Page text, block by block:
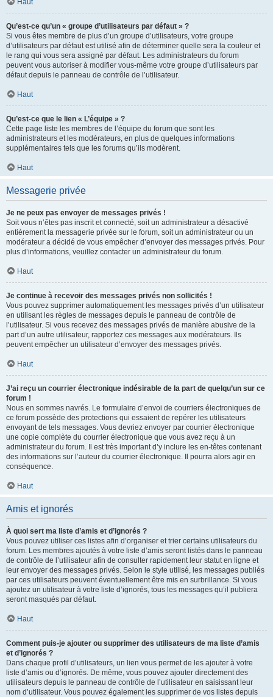
Haut
Qu’est-ce qu’un « groupe d’utilisateurs par défaut » ?
Si vous êtes membre de plus d’un groupe d’utilisateurs, votre groupe
d’utilisateurs par défaut est utilisé afin de déterminer quelle sera la couleur et
le rang qui vous sera assigné par défaut. Les administrateurs du forum
peuvent vous autoriser à modifier vous-même votre groupe d’utilisateurs par
défaut depuis le panneau de contrôle de l’utilisateur.
Haut
Qu’est-ce que le lien « L’équipe » ?
Cette page liste les membres de l’équipe du forum que sont les
administrateurs et les modérateurs, en plus de quelques informations
supplémentaires tels que les forums qu’ils modèrent.
Haut
Messagerie privée
Je ne peux pas envoyer de messages privés !
Soit vous n’êtes pas inscrit et connecté, soit un administrateur a désactivé
entièrement la messagerie privée sur le forum, soit un administrateur ou un
modérateur a décidé de vous empêcher d’envoyer des messages privés. Pour
plus d’informations, veuillez contacter un administrateur du forum.
Haut
Je continue à recevoir des messages privés non sollicités !
Vous pouvez supprimer automatiquement les messages privés d’un utilisateur
en utilisant les règles de messages depuis le panneau de contrôle de
l’utilisateur. Si vous recevez des messages privés de manière abusive de la
part d’un autre utilisateur, rapportez ces messages aux modérateurs. Ils
peuvent empêcher un utilisateur d’envoyer des messages privés.
Haut
J’ai reçu un courrier électronique indésirable de la part de quelqu’un sur ce
forum !
Nous en sommes navrés. Le formulaire d’envoi de courriers électroniques de
ce forum possède des protections qui essaient de repérer les utilisateurs
envoyant de tels messages. Vous devriez envoyer par courrier électronique
une copie complète du courrier électronique que vous avez reçu à un
administrateur du forum. Il est très important d’y inclure les en-têtes contenant
des informations sur l’auteur du courrier électronique. Il pourra alors agir en
conséquence.
Haut
Amis et ignorés
À quoi sert ma liste d’amis et d’ignorés ?
Vous pouvez utiliser ces listes afin d’organiser et trier certains utilisateurs du
forum. Les membres ajoutés à votre liste d’amis seront listés dans le panneau
de contrôle de l’utilisateur afin de consulter rapidement leur statut en ligne et
leur envoyer des messages privés. Selon le style utilisé, les messages publiés
par ces utilisateurs peuvent éventuellement être mis en surbrillance. Si vous
ajoutez un utilisateur à votre liste d’ignorés, tous les messages qu’il publiera
seront masqués par défaut.
Haut
Comment puis-je ajouter ou supprimer des utilisateurs de ma liste d’amis
et d’ignorés ?
Dans chaque profil d’utilisateurs, un lien vous permet de les ajouter à votre
liste d’amis ou d’ignorés. De même, vous pouvez ajouter directement des
utilisateurs depuis le panneau de contrôle de l’utilisateur en saisissant leur
nom d’utilisateur. Vous pouvez également les supprimer de vos listes depuis